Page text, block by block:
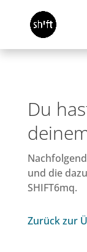
Du
und die
SHIFT6mq.
Zurück zur